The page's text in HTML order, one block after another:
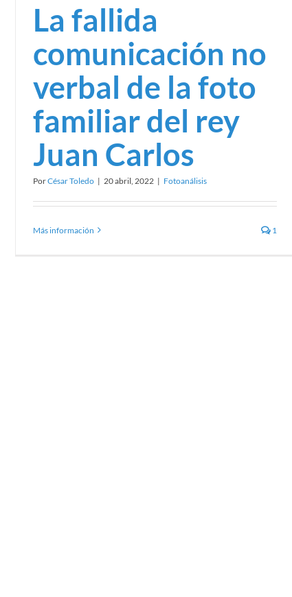
La fallida
comunicación no
verbal de la foto
familiar del rey
Juan Carlos
PorCésar Toledo | 20 abril, 2022 | Fotoanálisis
Más información 1